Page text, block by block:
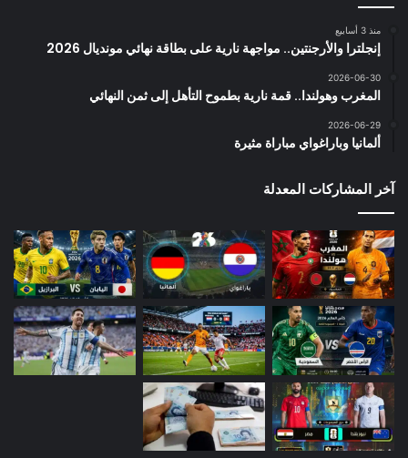
منذ 3 أسابيع
إنجلترا والأرجنتين.. مواجهة نارية على بطاقة نهائي مونديال 2026
2026-06-30
المغرب وهولندا.. قمة نارية بطموح التأهل إلى ثمن النهائي
2026-06-29
ألمانيا وباراغواي مباراة مثيرة
آخر المشاركات المعدلة